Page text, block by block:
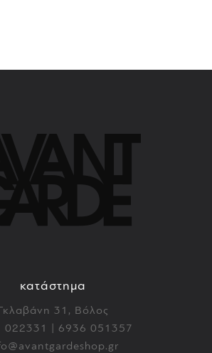
κατάστημα
31, Βόλος
022331 | 6936 051357